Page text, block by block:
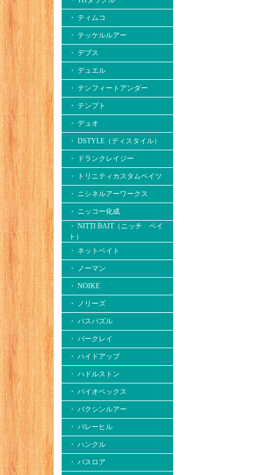
・ ティムコ
・ テッケルルアー
・ デプス
・ デュエル
・ テンフィートアンダー
・ テンプト
・ デュオ
・ DSTYLE（ディスタイル）
・ ドランクレイジー
・ トリニティカスタムベイツ
・ ニシネルアーワークス
・ ニッコー化成
・ NITTI BAIT（ニッチ ベイ
ト）
・ ネットベイト
・ ノーマン
・ NOIKE
・ ノリーズ
・ バスパズル
・ バークレイ
・ ハイドアップ
・ ハドルストン
・ バイオベックス
・ バクシンルアー
・ バレーヒル
・ ハンクル
・ バスロア